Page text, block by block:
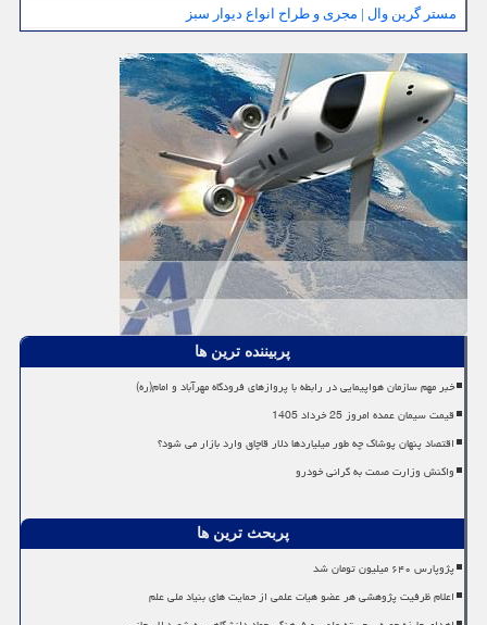
مستر گرین وال | مجری و طراح انواع دیوار سبز
پربیننده ترین ها
خبر مهم سازمان هواپیمایی در رابطه با پروازهای فرودگاه مهرآباد و امام(ره)
قیمت سیمان عمده امروز 25 خرداد 1405
اقتصاد پنهان پوشاک چه طور میلیاردها دلار قاچاق وارد بازار می شود؟
واکنش وزارت صمت به گرانی خودرو
پربحث ترین ها
پژوپارس ۶۴۰ میلیون تومان شد
اعلام ظرفیت پژوهشی هر عضو هیات علمی از حمایت های بنیاد ملی علم